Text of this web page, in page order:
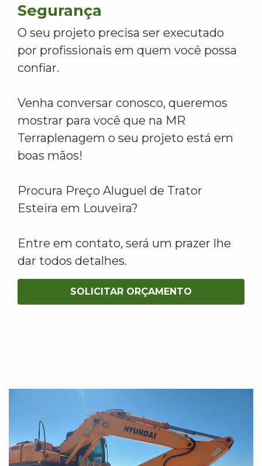
Segurança
O seu projeto precisa ser executado
por profissionais em quem você possa
confiar.
Venha conversar conosco, queremos
mostrar para você que na MR
Terraplenagem o seu projeto está em
boas mãos!
Procura Preço Aluguel de Trator
Esteira em Louveira?
Entre em contato, será um prazer lhe
dar todos detalhes.
SOLICITAR ORÇAMENTO